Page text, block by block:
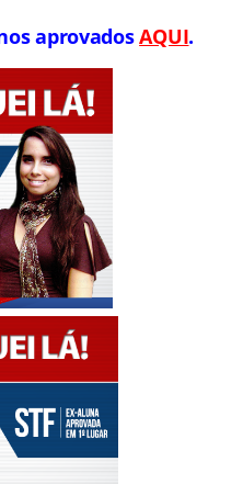
aprovadosAQUI.